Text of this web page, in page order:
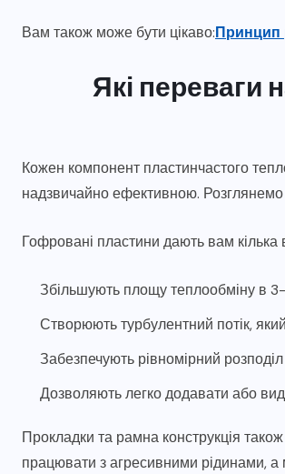
Вам також може бути цікаво:Принцип
Які переваги
Кожен компонент пластинчастого
надзвичайно ефективною. Розглянемо
Гофровані пластини дають вам
Збільшують площу теплообміну в
Створюють турбулентний потік,
Забезпечують рівномірний
Дозволяють легко додавати або
Прокладки та рамна конструкція
працювати з агресивними рідинами,